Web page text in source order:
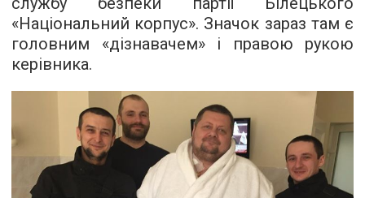
«Національний корпус». Значок зараз там є
головним «дізнавачем» і правою рукою
керівника.